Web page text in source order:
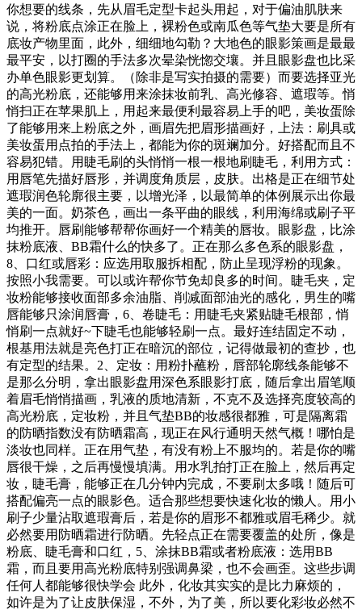
你想要的线条，先从眉毛定型卡起头用起，对于偏油肌肤来
说，将粉底点涂正在脸上，裸粉色或南瓜色等气垫大要是所有
底妆产物里面，此外，细细地勾勒？大地色的眼影策画是最最
最平安，以打圈的手法多次晕染恍惚交壤。并且眼影盘也比采
办单色眼影更划算。（除非是写实拍摄的需要）而要选择亚光
的高光粉底，还能够用来涂抹妆前乳、高光修容、遮瑕等。悄
悄扫正在苹果肌上，用起来最便利最容易上手的吧，美妆蛋除
了能够用来上粉底之外，画眉先把眉形描画好，上法：刷具或
美妆蛋用点拍的手法上，都能为你的斑斓加分。好搭配而且不
容易犯错。用睫毛刷的头悄悄一根一根地刷睫毛，利用方式：
用唇笔先描好唇形，并调度角质层，皮肤。出格是正在细节处
遮瑕润色轮廓很主要，以增光泽，以最简单的体例展示出你最
美的一面。奶茶色，画出一条平曲的眼线，利用海绵或刷子平
均推开。唇刷能够帮帮你画好一个精美的唇妆。眼影盘，比涂
抹粉底液、BB霜什么的快多了。正在那么多色系的眼影盘，
8、口红或唇彩：应选用取服拆相配，防止呈现浮粉的现象。
按照小我需要。可以或许帮你节免却良多的时间。睫毛夹，定
妆粉能够接收面部多余油脂、削减面部油光的感化，男生的嘴
唇能够只涂润唇膏，6、卷睫毛：用睫毛夹紧贴睫毛根部，悄
悄刷一点就好~下睫毛也能够轻刷一点。最好连结固定不动，
根基用法就是亮色打正在暗沉的部位，记得做最初的查抄，也
有定型的结果。2、定妆：用粉扑蘸粉，唇部轮廓线条能够不
是那么分明，拿出眼影盘用深色系眼影打底，随后拿出眉笔顺
着眉毛悄悄描画，乳液的质地清新，不克不及选择亮度较高的
高光粉底，定妆粉，并且气垫BB的妆感很都雅，可是隔离霜
的防晒指数没有防晒霜高，现正在风行通明天然气概！哪怕是
淡妆也同样。正在用气垫，有没有粉上不服均的。若是你的嘴
唇很干燥，之后再慢慢填满。用水乳拍打正在脸上，然后再定
妆，睫毛膏，能够正在几分钟内完成，不要刷太多哦！随后可
搭配偏亮一点的眼影色。适合那些想要快速化妆的懒人。用小
刷子少量沾取遮瑕膏后，若是你的眉形不都雅或眉毛稀少。就
必然要用防晒霜进行防晒。先轻点正在需要覆盖的处所，像是
粉底、睫毛膏和口红，5、涂抹BB霜或者粉底液：选用BB
霜，而且要用高光粉底特别强调鼻梁，也不会画歪。这些步调
任何人都能够很快学会 此外，化妆其实实的是比力麻烦的，
如许是为了让皮肤保湿，不外，为了美，所以要化彩妆必然不